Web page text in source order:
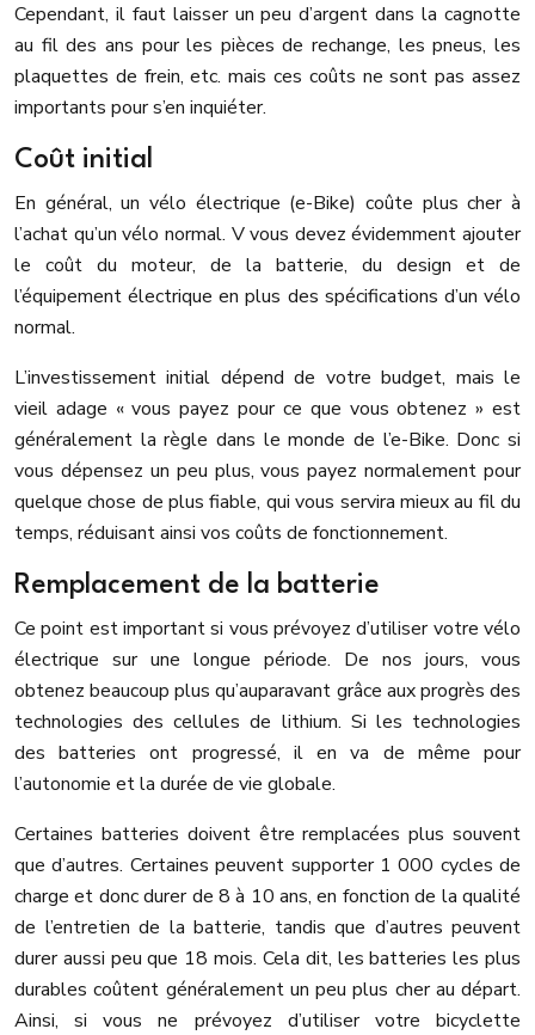
Cependant, il faut laisser un peu d’argent dans la cagnotte
au fil des ans pour les pièces de rechange, les pneus, les
plaquettes de frein, etc. mais ces coûts ne sont pas assez
importants pour s’en inquiéter.
Coût initial
En général, un vélo électrique (e-Bike) coûte plus cher à
l’achat qu’un vélo normal. V vous devez évidemment ajouter
le coût du moteur, de la batterie, du design et de
l’équipement électrique en plus des spécifications d’un vélo
normal.
L’investissement initial dépend de votre budget, mais le
vieil adage « vous payez pour ce que vous obtenez » est
généralement la règle dans le monde de l’e-Bike. Donc si
vous dépensez un peu plus, vous payez normalement pour
quelque chose de plus fiable, qui vous servira mieux au fil du
temps, réduisant ainsi vos coûts de fonctionnement.
Remplacement de la batterie
Ce point est important si vous prévoyez d’utiliser votre vélo
électrique sur une longue période. De nos jours, vous
obtenez beaucoup plus qu’auparavant grâce aux progrès des
technologies des cellules de lithium. Si les technologies
des batteries ont progressé, il en va de même pour
l’autonomie et la durée de vie globale.
Certaines batteries doivent être remplacées plus souvent
que d’autres. Certaines peuvent supporter 1 000 cycles de
charge et donc durer de 8 à 10 ans, en fonction de la qualité
de l’entretien de la batterie, tandis que d’autres peuvent
durer aussi peu que 18 mois. Cela dit, les batteries les plus
durables coûtent généralement un peu plus cher au départ.
Ainsi, si vous ne prévoyez d’utiliser votre bicyclette